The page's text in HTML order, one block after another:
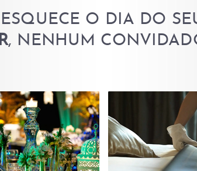
O DIA DO
, NENHUM